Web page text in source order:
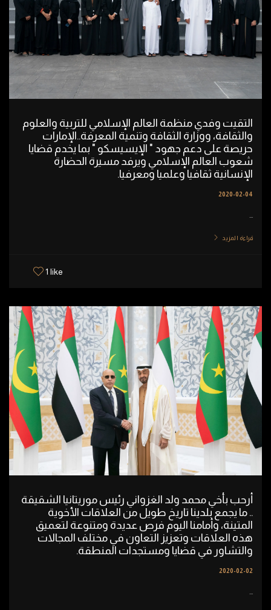
التقيت وفدي منظمة العالم الإسلامي للتربية والعلوم
والثقافة، ووزارة الثقافة وتنمية المعرفة..الإمارات
حريصة على دعم جهود " الإيسيسكو " بما يخدم قضايا
شعوب العالم الإسلامي ويرفد مسيرة الحضارة
الإنسانية ثقافيا وعلميا ومعرفيا.
2020-02-04
...
قراءة المزيد
1 like
أرحب بأخي محمد ولد الغزواني رئيس موريتانيا الشقيقة
.. ما يجمع بلدينا تاريخ طويل من العلاقات الأخوية
المتينة، وأمامنا اليوم فرص عديدة ومتنوعة لتعميق
هذه العلاقات وتعزيز التعاون في مختلف المجالات
والتشاور في قضايا ومستجدات المنطقة.
2020-02-02